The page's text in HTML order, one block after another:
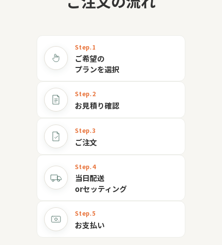
Step.1
ご希望の
プランを選択
Step.2
お見積り確認
Step.3
ご注文
Step.4
当日配送
orセッティング
Step.5
お支払い